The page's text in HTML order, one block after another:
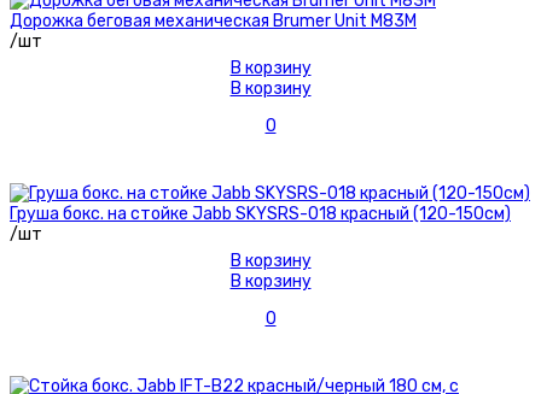
Дорожка беговая механическая Brumer Unit M83M
/шт
В корзину
В корзину
0
Груша бокс. на стойке Jabb SKYSRS-018 красный (120-150см)
/шт
В корзину
В корзину
0